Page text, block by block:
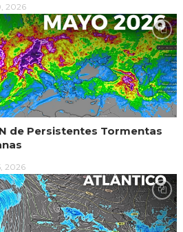
2026
de Persistentes Tormentas
2026